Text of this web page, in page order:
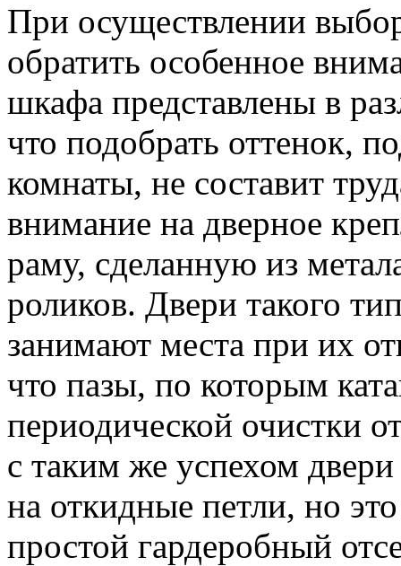
При осуществлении
обратить особенное
шкафа представлены в
что подобрать оттенок,
комнаты, не составит
внимание на дверное
раму, сделанную из
роликов. Двери такого
занимают места при их
что пазы, по которым
периодической очистки
с таким же успехом
на откидные петли, но
простой гардеробный